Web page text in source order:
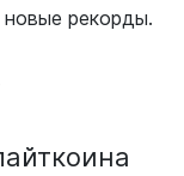
рекорды.